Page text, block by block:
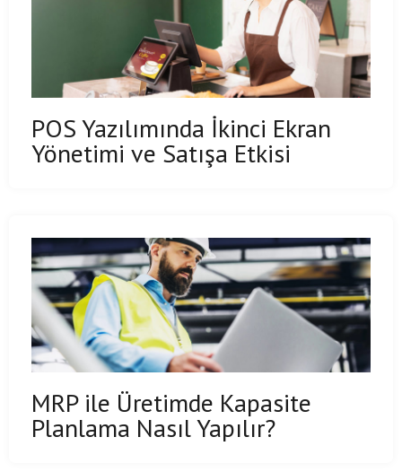
POS Yazılımında İkinci Ekran
Yönetimi ve Satışa Etkisi
MRP ile Üretimde Kapasite
Planlama Nasıl Yapılır?